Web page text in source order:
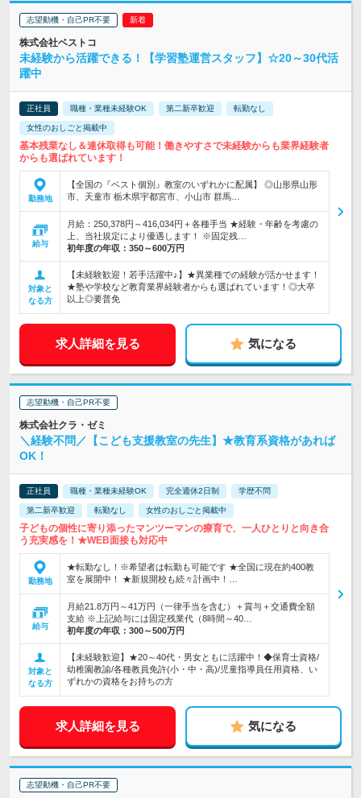
志望動機・自己PR不要
株式会社ベストコ
未経験から活躍できる！【学習塾運営スタッフ】☆20～30代活
躍中
正社員 職種・業種未経験OK 第二新卒歓迎 転勤なし
女性のおしごと掲載中
基本残業なし＆連休取得も可能！働きやすさで未経験からも業界経験者
からも選ばれています！
勤務地
【全国の『ベスト個別』教室のいずれかに配属】 ◎山形県山形
市、天童市 栃木県宇都宮市、小山市 群馬…
給与
月給：250,378円～416,034円＋各種手当 ★経験・年齢を考慮の
上、当社規定により優遇します！ ※固定残…
初年度の年収： 350～600万円
対象と
なる方
【未経験歓迎！若手活躍中♪】★異業種での経験が活かせます！
★塾や学校など教育業界経験者からも選ばれています！◎大卒
以上◎要普免
求人詳細を見る 気になる
志望動機・自己PR不要
株式会社クラ・ゼミ
＼経験不問／【こども支援教室の先生】★教育系資格があれば
OK！
正社員 職種・業種未経験OK 完全週休2日制 学歴不問
第二新卒歓迎 転勤なし 女性のおしごと掲載中
子どもの個性に寄り添ったマンツーマンの療育で、一人ひとりと向き合
う充実感を！★WEB面接も対応中
勤務地
★転勤なし！※希望者は転勤も可能です ★全国に現在約400教
室を展開中！ ★新規開校も続々計画中！…
給与
月給21.8万円～41万円（一律手当を含む）＋賞与＋交通費全額
支給 ※上記給与には固定残業代（8時間～40…
初年度の年収： 300～500万円
対象と
なる方
【未経験歓迎】★20～40代・男女ともに活躍中！◆保育士資格/
幼稚園教諭/各種教員免許(小・中・高)/児童指導員任用資格、い
ずれかの資格をお持ちの方
求人詳細を見る 気になる
志望動機・自己PR不要